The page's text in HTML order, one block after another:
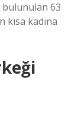
63
kadına